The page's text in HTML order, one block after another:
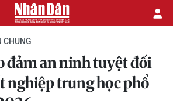
CHUNG
đảm an ninh tuyệt đối
nghiệp trung học phổ